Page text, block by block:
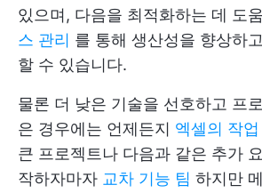
있으며, 다음을 최적화하는 데 도
스 관리 를 통해 생산성을 향상하
할 수 있습니다.
물론 더 낮은 기술을 선호하고 프
은 경우에는 언제든지 엑셀의 작
큰 프로젝트나 다음과 같은 추가
작하자마자 교차 기능 팀 하지만